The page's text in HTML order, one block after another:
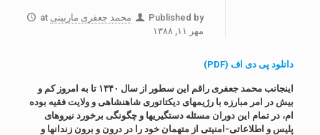
Published by محمد جعفری ماربینی at
مهر ۱۱, ۱۳۸۸
دانلود پی دی اف (PDF)
اینجانب محمد جعفری راقم این سطور از سال ۱۳۴۰ تا به امروز کم و
بیش در امر مبارزه با رژیمهای دیکتاتوری شاهنشاهی و ولایت فقیه بوده
ام، در تمام این دوران مسئله دستگیریها و چگونگی برخورد نیروهای
پلیس و اطلاعاتی-امنیتی از متهمان خود را در درون و برون زندانها و